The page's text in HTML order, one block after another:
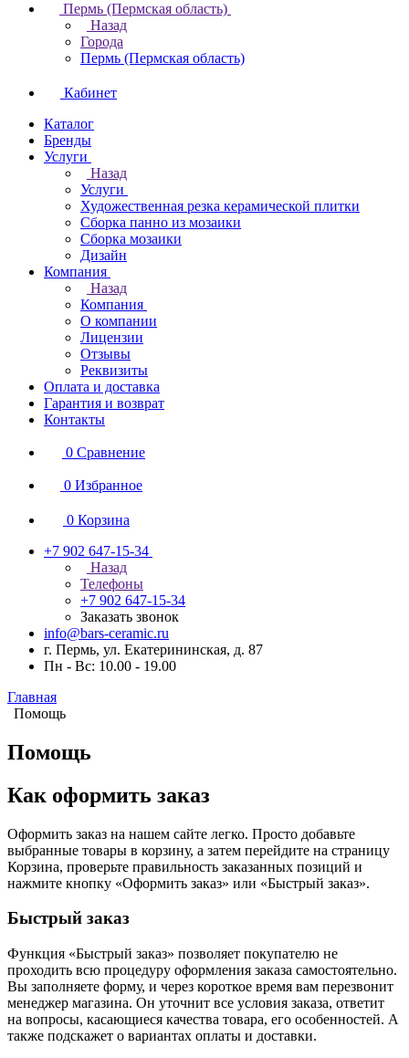
Пермь (Пермская область)
Назад
Города
Пермь (Пермская область)
Кабинет
Каталог
Бренды
Услуги
Назад
Услуги
Художественная резка керамической плитки
Сборка панно из мозаики
Сборка мозаики
Дизайн
Компания
Назад
Компания
О компании
Лицензии
Отзывы
Реквизиты
Оплата и доставка
Гарантия и возврат
Контакты
0 Сравнение
0 Избранное
0 Корзина
+7 902 647-15-34
Назад
Телефоны
+7 902 647-15-34
Заказать звонок
info@bars-ceramic.ru
г. Пермь, ул. Екатерининская, д. 87
Пн - Вс: 10.00 - 19.00
Главная
Помощь
Помощь
Как оформить заказ
Оформить заказ на нашем сайте легко. Просто добавьте
выбранные товары в корзину, а затем перейдите на страницу
Корзина, проверьте правильность заказанных позиций и
нажмите кнопку «Оформить заказ» или «Быстрый заказ».
Быстрый заказ
Функция «Быстрый заказ» позволяет покупателю не
проходить всю процедуру оформления заказа самостоятельно.
Вы заполняете форму, и через короткое время вам перезвонит
менеджер магазина. Он уточнит все условия заказа, ответит
на вопросы, касающиеся качества товара, его особенностей. А
также подскажет о вариантах оплаты и доставки.